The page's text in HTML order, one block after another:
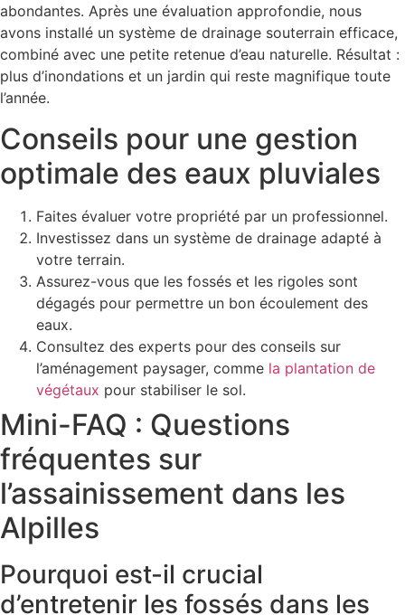
abondantes. Après une évaluation approfondie, nous
avons installé un système de drainage souterrain efficace,
combiné avec une petite retenue d’eau naturelle. Résultat :
plus d’inondations et un jardin qui reste magnifique toute
l’année.
Conseils pour une gestion
optimale des eaux pluviales
Faites évaluer votre propriété par un professionnel.
Investissez dans un système de drainage adapté à
votre terrain.
Assurez-vous que les fossés et les rigoles sont
dégagés pour permettre un bon écoulement des
eaux.
Consultez des experts pour des conseils sur
l’aménagement paysager, comme la plantation de
végétaux pour stabiliser le sol.
Mini-FAQ : Questions
fréquentes sur
l’assainissement dans les
Alpilles
Pourquoi est-il crucial
d’entretenir les fossés dans les